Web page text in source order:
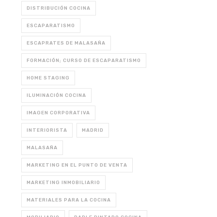
DISTRIBUCIÓN COCINA
ESCAPARATISMO
ESCAPRATES DE MALASAÑA
FORMACIÓN; CURSO DE ESCAPARATISMO
HOME STAGING
ILUMINACIÓN COCINA
IMAGEN CORPORATIVA
INTERIORISTA MADRID
MALASAÑA
MARKETING EN EL PUNTO DE VENTA
MARKETING INMOBILIARIO
MATERIALES PARA LA COCINA